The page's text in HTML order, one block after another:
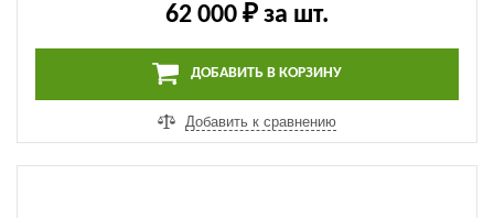
62 000 ₽ за шт.
ДОБАВИТЬ В КОРЗИНУ
Добавить к сравнению